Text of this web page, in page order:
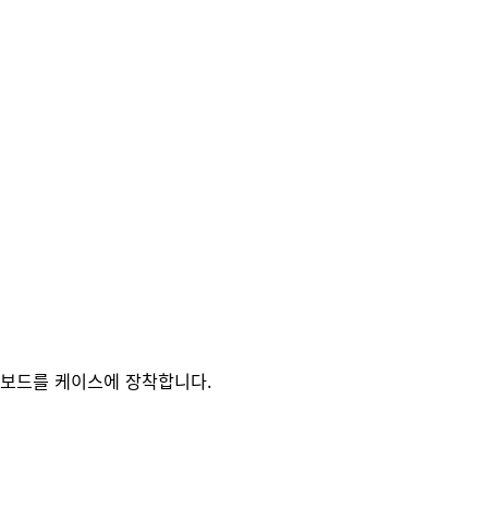
보드를 케이스에 장착합니다.